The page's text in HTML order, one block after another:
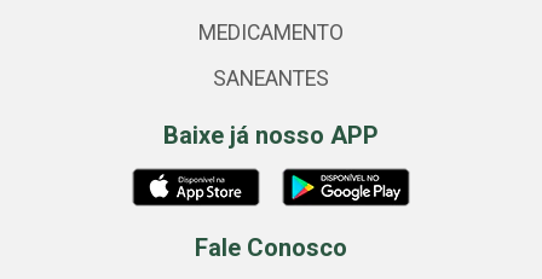
MEDICAMENTO
SANEANTES
Baixe já nosso APP
Fale Conosco